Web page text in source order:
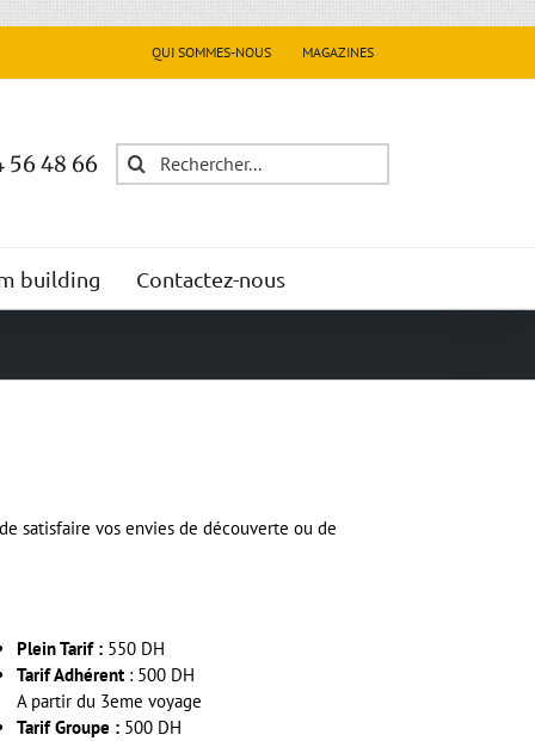
QUI SOMMES-NOUS MAGAZINES
48 66 Rechercher:
building Contactez-nous
Plein Tarif : 550 DH
Tarif Adhérent : 500 DH
A partir du 3eme voyage
Tarif Groupe : 500 DH